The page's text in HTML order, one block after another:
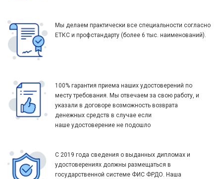
Мы делаем практически все специальности согласно
ЕТКС и профстандарту (более 6 тыс. наименований).
100% гарантия приема наших удостоверений по
месту требования. Мы отвечаем за свою работу, и
указали в договоре возможность возврата
денежных средств в случае если
наше удостоверение не подошло
С 2019 года сведения о выданных дипломах и
удостоверениях должны размещаться в
государственной системе ФИС ФРДО. Наша